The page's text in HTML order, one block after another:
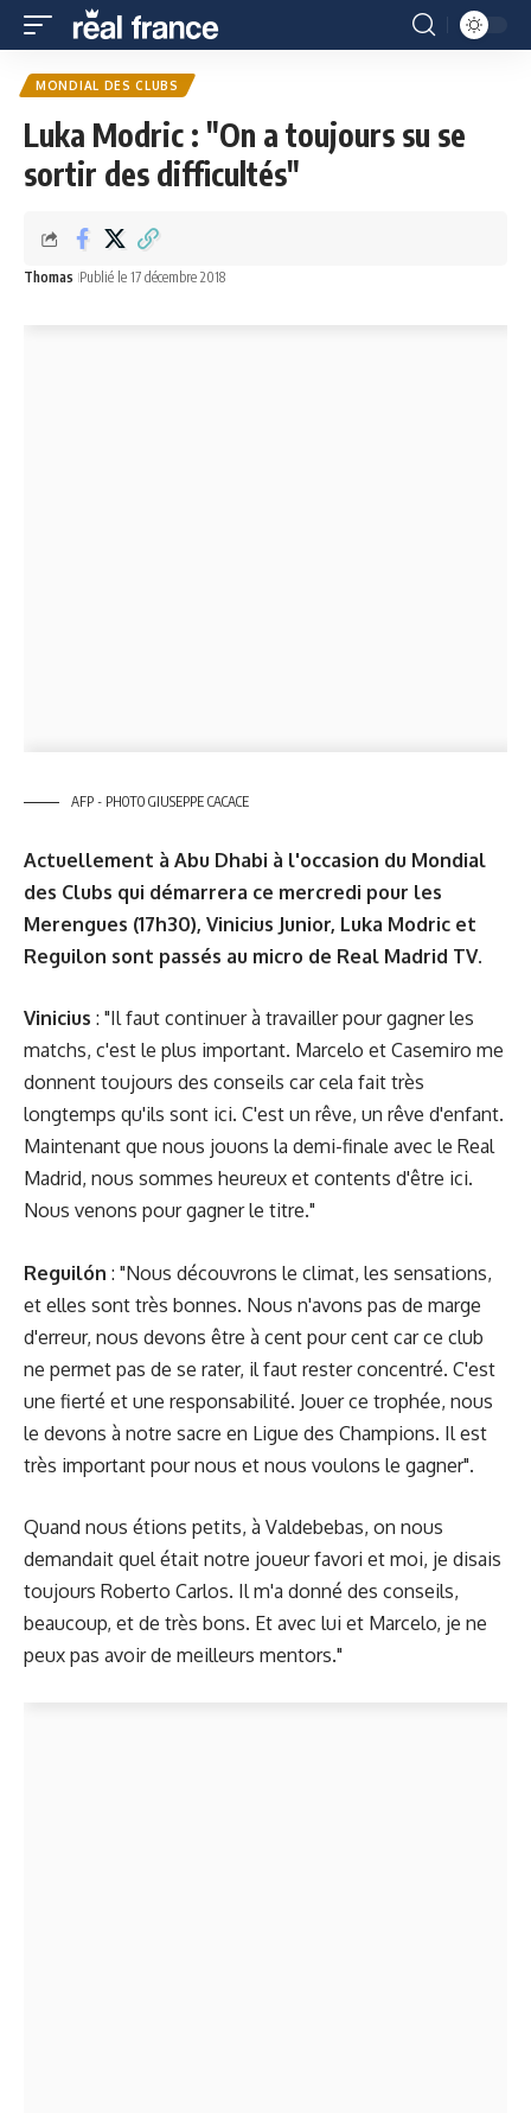
MONDIAL DES CLUBS
Luka Modric : "On a toujours su se
sortir des difficultés"
Thomas Publié le 17 décembre 2018
AFP - PHOTO GIUSEPPE CACACE
Actuellement à Abu Dhabi à l'occasion du Mondial
des Clubs qui démarrera ce mercredi pour les
Merengues (17h30), Vinicius Junior, Luka Modric et
Reguilon sont passés au micro de Real Madrid TV.
Vinicius : "Il faut continuer à travailler pour gagner les
matchs, c'est le plus important. Marcelo et Casemiro me
donnent toujours des conseils car cela fait très
longtemps qu'ils sont ici. C'est un rêve, un rêve d'enfant.
Maintenant que nous jouons la demi-finale avec le Real
Madrid, nous sommes heureux et contents d'être ici.
Nous venons pour gagner le titre."
Reguilón : "Nous découvrons le climat, les sensations,
et elles sont très bonnes. Nous n'avons pas de marge
d'erreur, nous devons être à cent pour cent car ce club
ne permet pas de se rater, il faut rester concentré. C'est
une fierté et une responsabilité. Jouer ce trophée, nous
le devons à notre sacre en Ligue des Champions. Il est
très important pour nous et nous voulons le gagner".
Quand nous étions petits, à Valdebebas, on nous
demandait quel était notre joueur favori et moi, je disais
toujours Roberto Carlos. Il m'a donné des conseils,
beaucoup, et de très bons. Et avec lui et Marcelo, je ne
peux pas avoir de meilleurs mentors."